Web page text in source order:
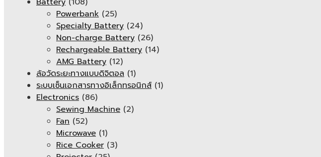
Powerbank (25)
Specialty Battery (24)
Non-charge Battery (26)
Rechargeable Battery (14)
AMG Battery (12)
ล้อวัดระยะทางแบบดิจิตอล (1)
ระบบเซ็นเอกสารทางอิเล็กทรอนิกส์ (1)
Electronics (86)
Sewing Machine (2)
Fan (52)
Microwave (1)
Rice Cooker (3)